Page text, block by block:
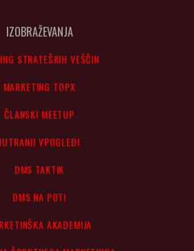
IZOBRAŽEVANJA
STRATEŠKIH VEŠČIN
MARKETING TOPX
ČLANSKI MEETUP
JUTRANJI VPOGLEDI
DMS TAKTIK
DMS NA POTI
AKADEMIJA